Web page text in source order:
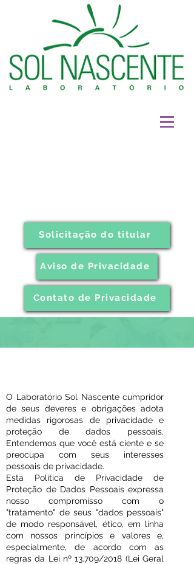
Solicitação do titular
Aviso de Privacidade
Contato de Privacidade
O Laboratório Sol Nascente cumpridor
de seus deveres e obrigações adota
medidas rigorosas de privacidade e
proteção de dados pessoais.
Entendemos que você está ciente e se
preocupa com seus interesses
pessoais de privacidade.
Esta Política de Privacidade de
Proteção de Dados Pessoais expressa
nosso compromisso com o
"tratamento" de seus "dados pessoais"
de modo responsável, ético, em linha
com nossos princípios e valores e,
especialmente, de acordo com as
regras da Lei nº 13.709/2018 (Lei Geral